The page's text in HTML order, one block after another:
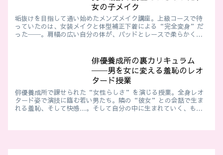
け。
女の子メイク
垢抜けを目指して通い始めたメンズメイク講座。上級コースで待
っていたのは、女装メイクと体型補正下着による“完全変身”だ
った──。肩幅の広い自分の体が、パッドとレースで柔らかく変
俳優養成所の裏カリキュラム
──男を女に変える羞恥のレオ
タード授業
俳優養成所で課せられた“女性らしさ”を演じる授業。全身レオ
タード姿で演技に臨む若い男たち。隣の“彼女”との会話で生ま
れる羞恥、そして快感…。そして自分の中に生まれていく、もう